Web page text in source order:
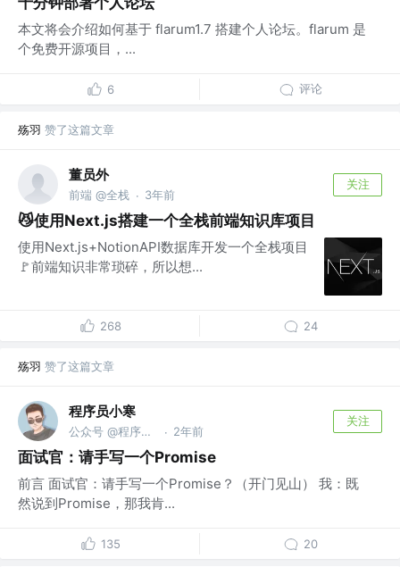
本文将会介绍如何基于 flarum1.7 搭建个人论坛。flarum 是
个免费开源项目，...
6 评论
殇羽 赞了这篇文章
董员外
前端 @全栈 · 3年前
关注
😼使用Next.js搭建一个全栈前端知识库项目
使用Next.js+NotionAPI数据库开发一个全栈项目
🚩前端知识非常琐碎，所以想...
268 24
殇羽 赞了这篇文章
程序员小寒
公众号 @程序员小寒 · 2年前
关注
面试官：请手写一个Promise
前言 面试官：请手写一个Promise？（开门见山） 我：既
然说到Promise，那我肯...
135 20